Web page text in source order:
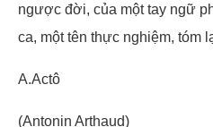
ngược đời, của một tay ngữ
ca, một tên thực nghiệm, tóm
A.Actô
(Antonin Arthaud)